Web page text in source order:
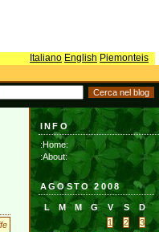
Italiano English Piemonteis
INFO
:Home:
:About:
AGOSTO 2008
L M M G V S
D
1
2
3